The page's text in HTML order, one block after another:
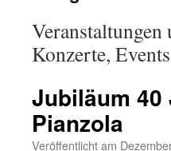
Konzerte,
Jubiläum 40
Pianzola
Veröffentlicht am